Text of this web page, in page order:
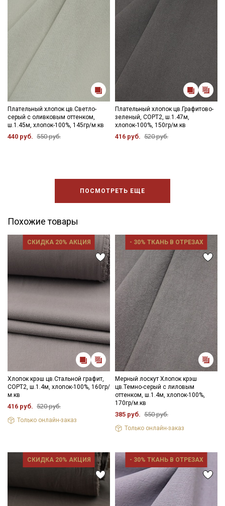
Плательный хлопок цв.Светло-
серый с оливковым оттенком,
ш.1.45м, хлопок-100%, 145гр/м.кв
440 руб. 550 руб.
Плательный хлопок цв.Графитово-
зеленый, СОРТ2, ш.1.47м,
хлопок-100%, 150гр/м.кв
416 руб. 520 руб.
ПОСМОТРЕТЬ ЕЩЕ
Похожие товары
СКИДКА 20% АКЦИЯ
Хлопок крэш цв.Стальной графит,
СОРТ2, ш.1.4м, хлопок-100%, 160гр/
м.кв
416 руб. 520 руб.
Только онлайн-заказ
- 30% ТКАНЬ В ОТРЕЗАХ
Мерный лоскут Хлопок крэш
цв.Темно-серый с лиловым
оттенком, ш.1.4м, хлопок-100%,
170гр/м.кв
385 руб. 550 руб.
Только онлайн-заказ
СКИДКА 20% АКЦИЯ - 30% ТКАНЬ В ОТРЕЗАХ
промокоды и скидки до 30% на узкие
категории тканей
Электронная почта
Подписаться
Ознакомлен(а) сПолитикой обработки персональных
данныхи даю Согласие на обработку персональных
данных